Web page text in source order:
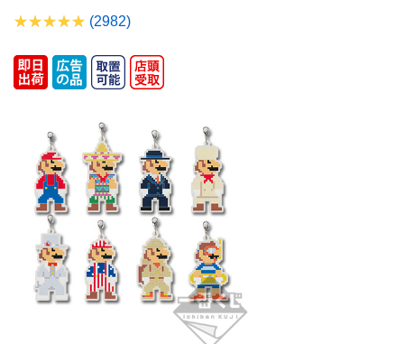
(2982)